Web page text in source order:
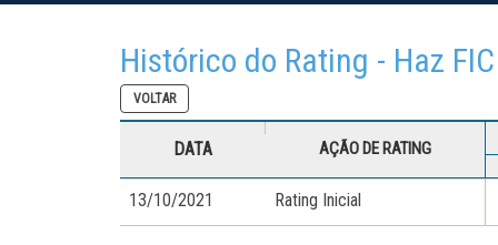
Histórico do Rating - Haz
VOLTAR
DATA AÇÃO DE RATING
13/10/2021 Rating Inicial